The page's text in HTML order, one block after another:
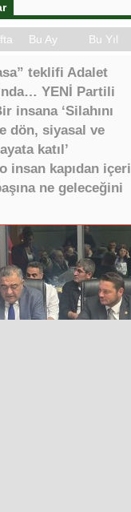
Bu Ay Bu Yıl
teklifi Adalet
YENİ Partili
insana ‘Silahını
dön, siyasal ve
katıl’
insan kapıdan içeri
ne geleceğini